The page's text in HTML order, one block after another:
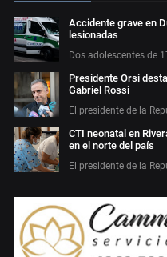
Accidente grave en
lesionadas
Dos adolescentes de
Presidente Orsi
Gabriel Rossi
El presidente de la
CTI neonatal en
en el norte del país
El presidente de la